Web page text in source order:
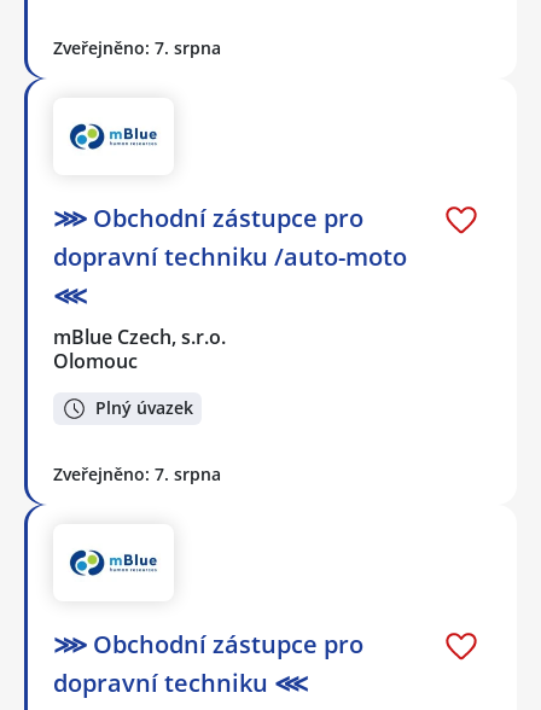
Zveřejněno: 7. srpna
⋙ Obchodní zástupce pro
dopravní techniku /auto-moto
⋘
mBlue Czech, s.r.o.
Olomouc
Plný úvazek
Zveřejněno: 7. srpna
⋙ Obchodní zástupce pro
dopravní techniku ⋘